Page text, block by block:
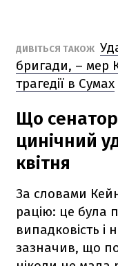
ДИВІТЬСЯ ТАКОЖ
бригади, – мер
трагедії в Сумах
Що
цинічний
квітня
За словами
рацію: це була
випадковість
зазначив, що